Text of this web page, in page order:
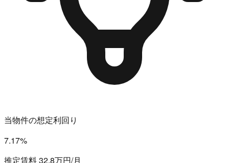
当物件の想定利回り
7.17%
推定賃料 32.8万円/月